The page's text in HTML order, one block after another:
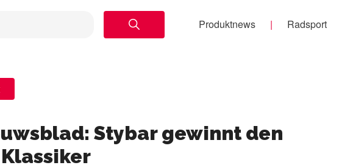
Produktnews Radsport
Stybar gewinnt den